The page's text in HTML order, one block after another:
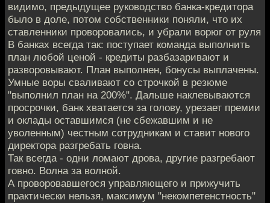
видимо, предыдущее руководство банка-кредитора
было в доле, потом собственники поняли, что их
ставленники проворовались, и убрали ворюг от руля
В банках всегда так: поступает команда выполнить
план любой ценой - кредиты разбазаривают и
разворовывают. План выполнен, бонусы выплачены.
Умные воры сваливают со строчкой в резюме
"выполнил план на 200%". Дальше наклевываются
просрочки, банк хватается за голову, урезает премии
и оклады оставшимся (не сбежавшим и не
уволенным) честным сотрудникам и ставит нового
директора разгребать говна.
Так всегда - одни ломают дрова, другие разгребают
говно. Волна за волной.
А проворовавшегося управляющего и прижучить
практически нельзя, максимум "некомпетенстность"